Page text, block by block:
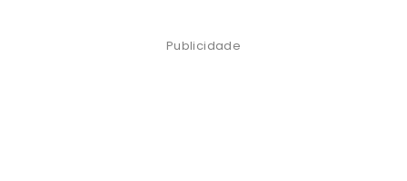
Publicidade